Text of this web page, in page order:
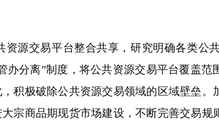
交易平台整合共享，研究明确各类公
办分离”制度，将公共资源交易平台覆盖
积极破除公共资源交易领域的区域壁垒
宗商品期现货市场建设，不断完善交易